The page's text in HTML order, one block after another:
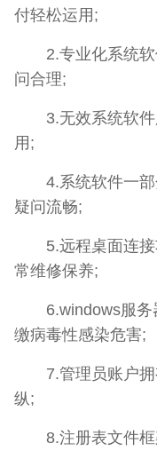
付轻松运用;
2.专业化系统软
问合理;
3.无效系统软件
用;
4.系统软件一部
疑问流畅;
5.远程桌面连接
常维修保养;
6.windows服务
缴病毒性感染危害;
7.管理员账户拥
纵;
8.注册表文件框